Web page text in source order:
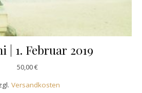
| 1. Februar 2019
50,00€
Versandkosten